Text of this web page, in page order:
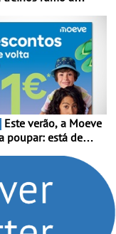
Karting e mira boa
- O Campeonato
Karting 2026
entre 1 de Março e
poupar: está de
com descontos de